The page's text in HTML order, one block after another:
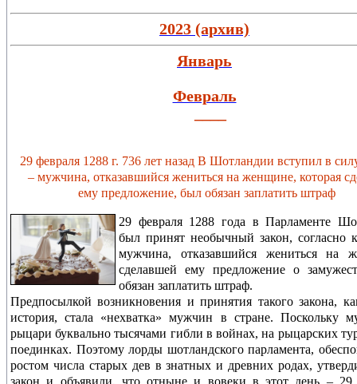
2023 (архив)
Январь
Февраль
29 февраля 1288 г. 736 лет назад В Шотландии вступил в
– мужчина, отказавшийся жениться на женщине, которая
ему предложение, был обязан заплатить штраф
29 февраля 1288 года в Парламенте
был принят необычный закон, согласно
мужчина, отказавшийся жениться на
сделавшей ему предложение о
обязан заплатить штраф.
Предпосылкой возникновения и принятия такого закона,
история, стала «нехватка» мужчин в стране. Поскольку
рыцари буквально тысячами гибли в войнах, на рыцарских
поединках. Поэтому лорды шотландского парламента,
ростом числа старых дев в знатных и древних родах,